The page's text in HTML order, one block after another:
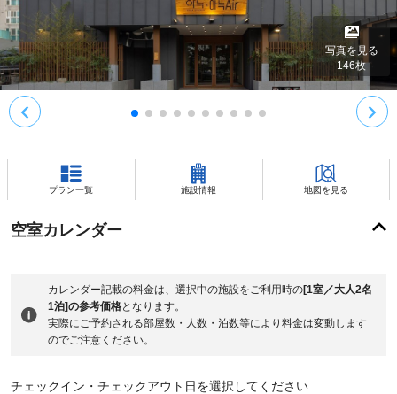
写真を見る
146枚
プラン一覧 施設情報 地図を見る
空室カレンダー
カレンダー記載の料金は、選択中の施設をご利用時の[1室／大人2名
1泊]の参考価格となります。
実際にご予約される部屋数・人数・泊数等により料金は変動します
のでご注意ください。
チェックイン・チェックアウト日を選択してください